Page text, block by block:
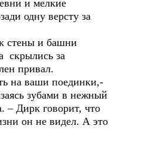
и мелкие
одну версту за
стены и башни
скрылись за
привал.
на ваши поединки,-
зубами в нежный
– Дирк говорит, что
он не видел. А это